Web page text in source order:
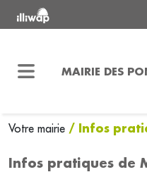
MAIRIE DES
Votre mairie / Infos
Infos pratiques de